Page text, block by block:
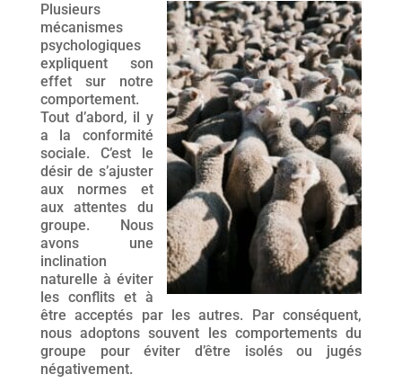
Plusieurs
mécanismes
psychologiques
expliquent son
effet sur notre
comportement.
Tout d’abord, il y
a la conformité
sociale. C’est le
désir de s’ajuster
aux normes et
aux attentes du
groupe. Nous
avons une
inclination
naturelle à éviter
les conflits et à
être acceptés par les autres. Par conséquent,
nous adoptons souvent les comportements du
groupe pour éviter d’être isolés ou jugés
négativement.